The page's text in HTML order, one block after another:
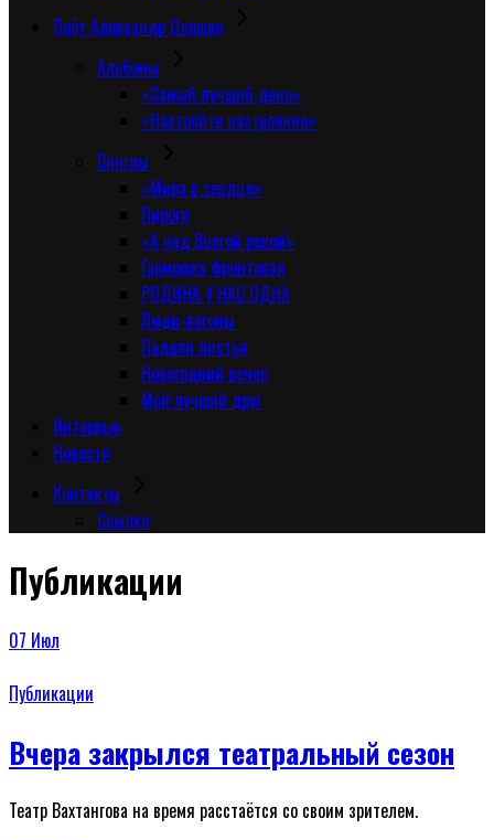
Поёт Александр Олешко
Альбомы
«Самый лучший день»
«Настройте настроение»
Синглы
«Мира в сердце»
Пироги
«А над Волгой рекой»
Гармошка фронтовая
РОДИНА У НАС ОДНА
Люди-вагоны
Падали листья
Новогодний вечер
Мой лучший друг
Интервью
Новости
Контакты
Сcылки
Публикации
07 Июл
Публикации
Вчера закрылся театральный сезон
Театр Вахтангова на время расстаётся со своим зрителем.